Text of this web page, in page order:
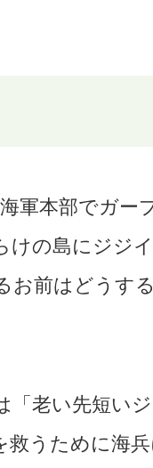
軍本部でガー
けの島にジジ
お前はどうす
「老い先短い
救うために海